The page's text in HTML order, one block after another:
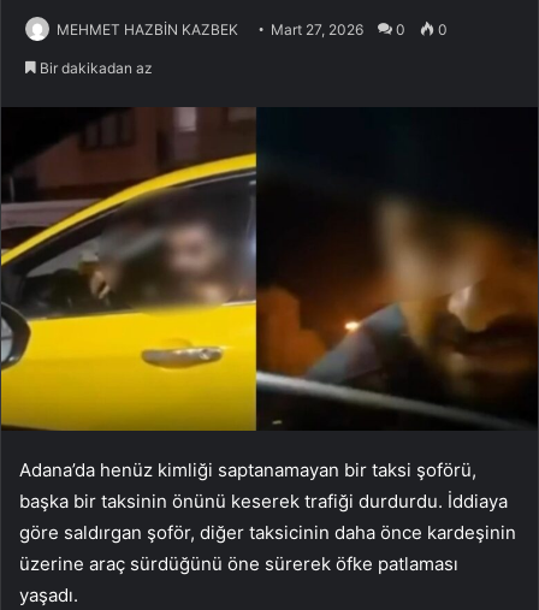
MEHMET HAZBİN KAZBEK Mart 27, 2026 0 0
Bir dakikadan az
Adana’da henüz kimliği saptanamayan bir taksi şoförü,
başka bir taksinin önünü keserek trafiği durdurdu. İddiaya
göre saldırgan şoför, diğer taksicinin daha önce kardeşinin
üzerine araç sürdüğünü öne sürerek öfke patlaması
yaşadı.